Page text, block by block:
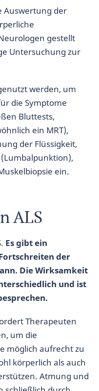
Auswertung der
gestellt
Untersuchung zur
werden, um
die Symptome
Bluttests,
ein MRT),
der Flüssigkeit,
ein.
ALS
Es gibt ein
der
Die Wirksamkeit
und ist
Therapeuten
um die
möglich aufrecht zu
körperlich als auch
Atmung und